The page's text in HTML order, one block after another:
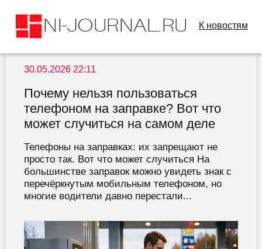
К новостям
30.05.2026 22:11
Почему нельзя пользоваться
телефоном на заправке? Вот что
может случиться на самом деле
Телефоны на заправках: их запрещают не
просто так. Вот что может случиться На
большинстве заправок можно увидеть знак с
перечёркнутым мобильным телефоном, но
многие водители давно перестали...